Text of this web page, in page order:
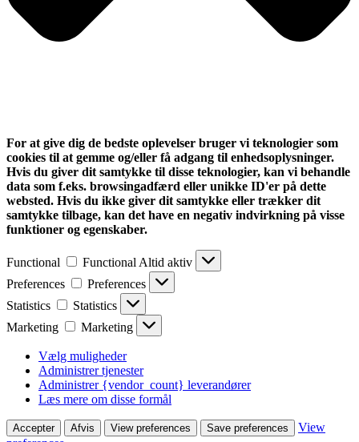
For at give dig de bedste oplevelser bruger vi teknologier som
cookies til at gemme og/eller få adgang til enhedsoplysninger.
Hvis du giver dit samtykke til disse teknologier, kan vi behandle
data som f.eks. browsingadfærd eller unikke ID'er på dette
websted. Hvis du ikke giver dit samtykke eller trækker dit
samtykke tilbage, kan det have en negativ indvirkning på visse
funktioner og egenskaber.
Functional Functional Altid aktiv
Preferences
Preferences
Statistics
Statistics
Marketing
Marketing
Vælg muligheder
Administrer tjenester
Administrer {vendor_count} leverandører
Læs mere om disse formål
Accepter Afvis View preferences Save preferences
View